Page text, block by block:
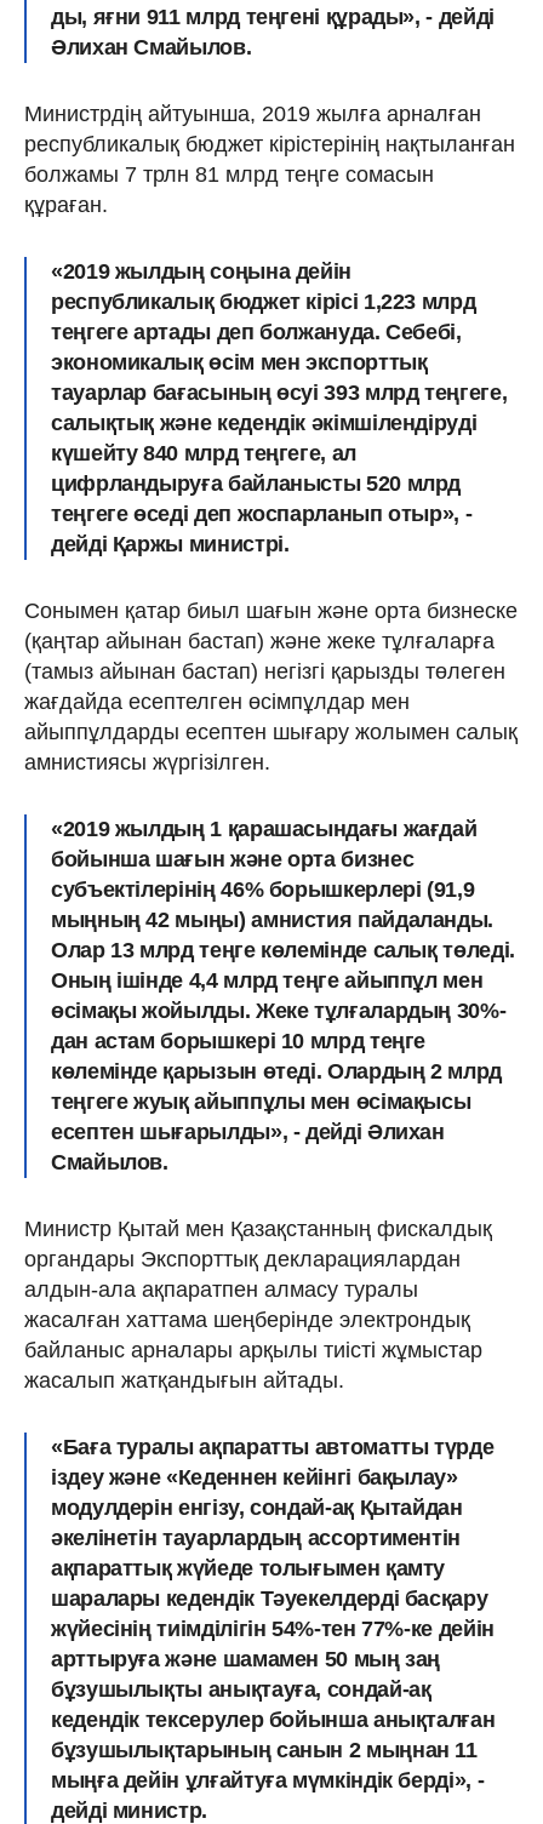
ды, яғни 911 млрд теңгені құрады», - дейді
Әлихан Смайылов.
Министрдің айтуынша, 2019 жылға арналған
республикалық бюджет кірістерінің нақтыланған
болжамы 7 трлн 81 млрд теңге сомасын
құраған.
«2019 жылдың соңына дейін
республикалық бюджет кірісі 1,223 млрд
теңгеге артады деп болжануда. Себебі,
экономикалық өсім мен экспорттық
тауарлар бағасының өсуі 393 млрд теңгеге,
салықтық және кедендік әкімшілендіруді
күшейту 840 млрд теңгеге, ал
цифрландыруға байланысты 520 млрд
теңгеге өседі деп жоспарланып отыр», -
дейді Қаржы министрі.
Сонымен қатар биыл шағын және орта бизнеске
(қаңтар айынан бастап) және жеке тұлғаларға
(тамыз айынан бастап) негізгі қарызды төлеген
жағдайда есептелген өсімпұлдар мен
айыппұлдарды есептен шығару жолымен салық
амнистиясы жүргізілген.
«2019 жылдың 1 қарашасындағы жағдай
бойынша шағын және орта бизнес
субъектілерінің 46% борышкерлері (91,9
мыңның 42 мыңы) амнистия пайдаланды.
Олар 13 млрд теңге көлемінде салық төледі.
Оның ішінде 4,4 млрд теңге айыппұл мен
өсімақы жойылды. Жеке тұлғалардың 30%-
дан астам борышкері 10 млрд теңге
көлемінде қарызын өтеді. Олардың 2 млрд
теңгеге жуық айыппұлы мен өсімақысы
есептен шығарылды», - дейді Әлихан
Смайылов.
Министр Қытай мен Қазақстанның фискалдық
органдары Экспорттық декларациялардан
алдын-ала ақпаратпен алмасу туралы
жасалған хаттама шеңберінде электрондық
байланыс арналары арқылы тиісті жұмыстар
жасалып жатқандығын айтады.
«Баға туралы ақпаратты автоматты түрде
іздеу және «Кеденнен кейінгі бақылау»
модулдерін енгізу, сондай-ақ Қытайдан
әкелінетін тауарлардың ассортиментін
ақпараттық жүйеде толығымен қамту
шаралары кедендік Тәуекелдерді басқару
жүйесінің тиімділігін 54%-тен 77%-ке дейін
арттыруға және шамамен 50 мың заң
бұзушылықты анықтауға, сондай-ақ
кедендік тексерулер бойынша анықталған
бұзушылықтарының санын 2 мыңнан 11
мыңға дейін ұлғайтуға мүмкіндік берді», -
дейді министр.